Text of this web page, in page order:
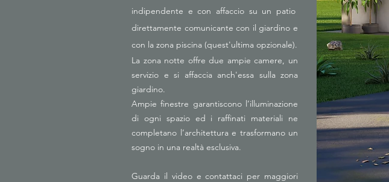
indipendente e con affaccio su un patio
direttamente comunicante con il giardino e
con la zona piscina (quest'ultima opzionale).
La zona notte offre due ampie camere, un
servizio e si affaccia anch'essa sulla zona
giardino.
Ampie finestre garantiscono l’illuminazione
di ogni spazio ed i raffinati materiali ne
completano l’architettura e trasformano un
sogno in una realtà esclusiva.
Guarda il video e contattaci per maggiori